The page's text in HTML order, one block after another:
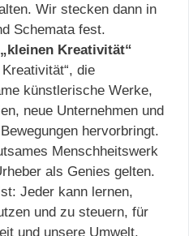
Wir stecken dann in
Schemata fest.
Kreativität“
die
künstlerische Werke,
neue Unternehmen und
hervorbringt.
Menschheitswerk
als Genies gelten.
Jeder kann lernen,
und zu steuern, für
und unsere Umwelt.